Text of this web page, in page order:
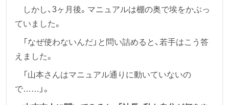
しかし、3ヶ月後。マニュアルは棚の奥で埃をかぶっ
ていました。
「なぜ使わないんだ」と問い詰めると、若手はこう答
えました。
「山本さんはマニュアル通りに動いていないの
で……」。